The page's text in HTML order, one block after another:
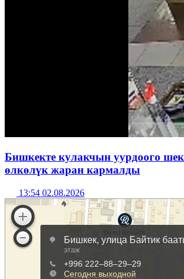
Бишкекте кулакчын уурдоого
өлкөлүк жаран кармалды
13:54 02.08.2026